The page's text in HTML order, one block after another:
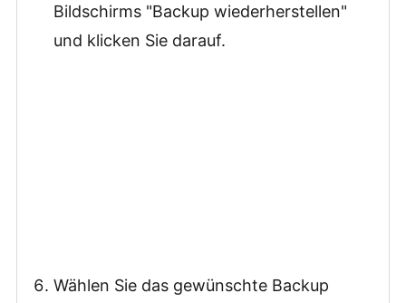
Bildschirms "Backup wiederherstellen"
und klicken Sie darauf.
Wählen Sie das gewünschte Backup